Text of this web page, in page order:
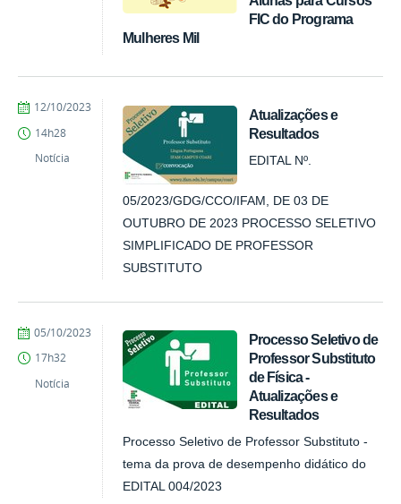
FIC do Programa
Mulheres Mil
Atualizações e
Resultados
EDITAL Nº.
05/2023/GDG/CCO/IFAM, DE 03 DE
OUTUBRO DE 2023 PROCESSO SELETIVO
SIMPLIFICADO DE PROFESSOR
SUBSTITUTO
por
COARI
publicado
12/10/2023
14h28
Notícia
Processo Seletivo de
Professor Substituto
de Física -
Atualizações e
Resultados
Processo Seletivo de Professor Substituto -
tema da prova de desempenho didático do
EDITAL 004/2023
por
COARI
publicado
05/10/2023
17h32
Notícia